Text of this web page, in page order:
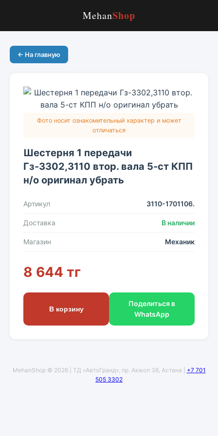
MehanShop
← На главную
Фото носит ознакомительный характер и может
отличаться
Шестерня 1 передачи
Гз-3302,3110 втор. вала 5-ст КПП
н/о оригинал убрать
Артикул 3110-1701106.
Доставка В наличии
Магазин Механик
8 644 тг
В корзину
Поделиться в
WhatsApp
MehanShop © 2026 | ТД «АвтоГранд», пр. Акжол 38, Астана | +7 701
505 3302